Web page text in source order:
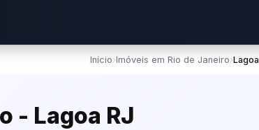
Início›Imóveis em Rio de Janeiro›Lagoa
- Lagoa RJ